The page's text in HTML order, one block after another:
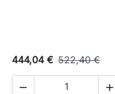
444,04 € 522,40 €
 